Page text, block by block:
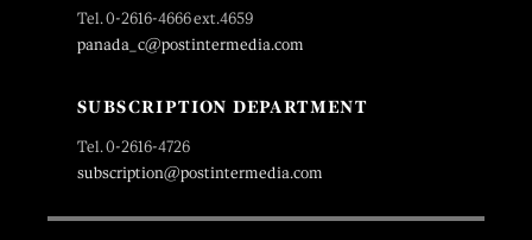
Tel. 0-2616-4666 ext.4659
panada_c@postintermedia.com
SUBSCRIPTION DEPARTMENT
Tel. 0-2616-4726
subscription@postintermedia.com